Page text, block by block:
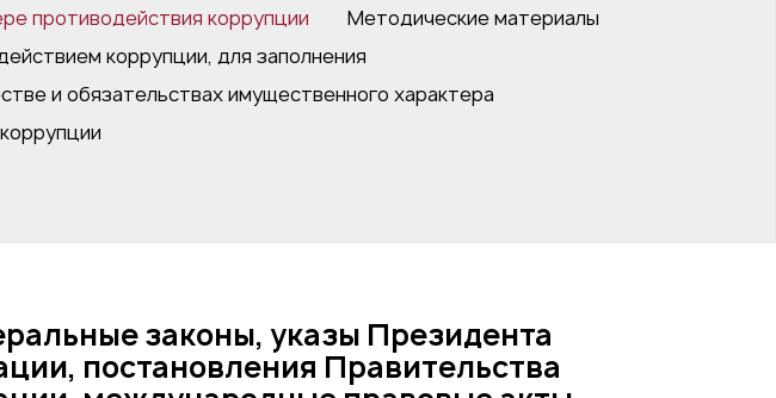
противодействия коррупции
Методические материалы
коррупции, для заполнения
и обязательствах имущественного характера
законы, указы Президента
постановления Правительства